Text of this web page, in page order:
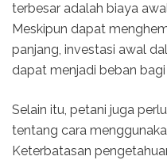
terbesar adalah biaya
Meskipun dapat
panjang, investasi awal
dapat menjadi beban
Selain itu, petani juga
tentang cara
Keterbatasan